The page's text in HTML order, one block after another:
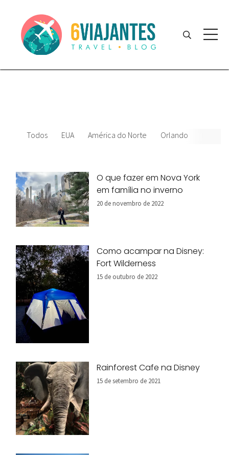
Todos EUA América do Norte Orlando
O que fazer em Nova York
em família no inverno
20 de novembro de 2022
Como acampar na Disney:
Fort Wilderness
15 de outubro de 2022
Rainforest Cafe na Disney
15 de setembro de 2021